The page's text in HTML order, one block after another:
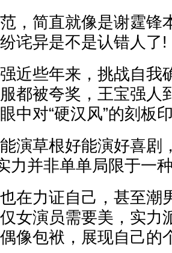
，简直就像是谢霆锋
诧异是不是认错人了!
近些年来，挑战自我
都被夸奖，王宝强人
中对“硬汉风”的刻板
演草根好能演好喜剧
力并非单单局限于一
在力证自己，甚至潮
女演员需要美，实力
像包袱，展现自己的